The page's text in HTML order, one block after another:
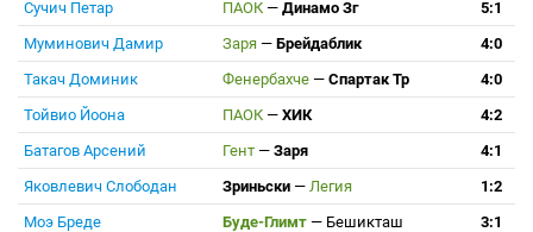
Сучич Петар
ПАОК — Динамо Зг
5:1
Муминович Дамир
Заря — Брейдаблик
4:0
Такач Доминик
Фенербахче — Спартак Тр
4:0
Тойвио Йоона
ПАОК — ХИК
4:2
Батагов Арсений
Гент — Заря
4:1
Яковлевич Слободан
Зриньски — Легия
1:2
Моэ Бреде
Буде-Глимт — Бешикташ
3:1